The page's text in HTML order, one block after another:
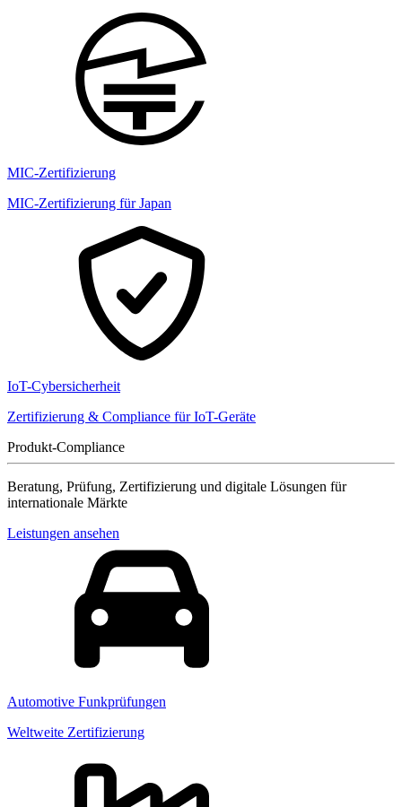
MIC-Zertifizierung
MIC-Zertifizierung für Japan
IoT-Cybersicherheit
Zertifizierung & Compliance für IoT-Geräte
Produkt-Compliance
Beratung, Prüfung, Zertifizierung und digitale Lösungen für
internationale Märkte
Leistungen ansehen
Automotive Funkprüfungen
Weltweite Zertifizierung